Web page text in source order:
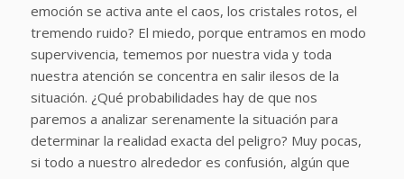
emoción se activa ante el caos, los cristales rotos, el
tremendo ruido? El miedo, porque entramos en modo
supervivencia, tememos por nuestra vida y toda
nuestra atención se concentra en salir ilesos de la
situación. ¿Qué probabilidades hay de que nos
paremos a analizar serenamente la situación para
determinar la realidad exacta del peligro? Muy pocas,
si todo a nuestro alrededor es confusión, algún que